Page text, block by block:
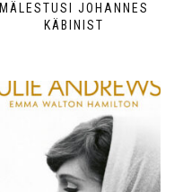
MÄLESTUSI JOHANNES
KÄBINIST